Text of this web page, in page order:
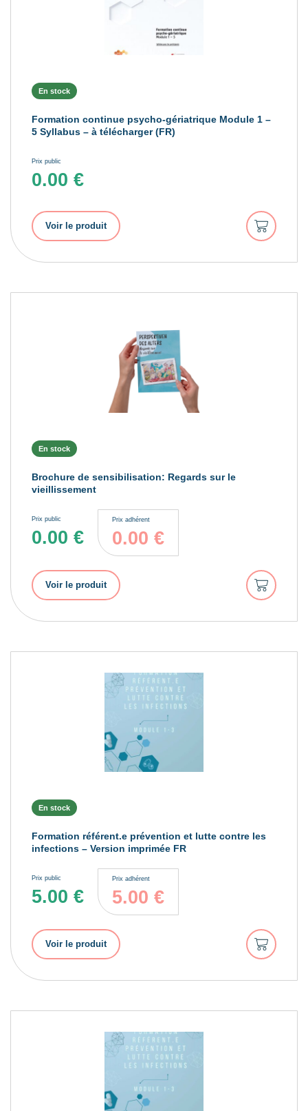
En stock
Formation continue psycho-gériatrique Module 1 –
5 Syllabus – à télécharger (FR)
Prix public
0.00 €
Voir le produit
Ajouter
au
panier
En stock
Brochure de sensibilisation: Regards sur le
vieillissement
Prix public
0.00 €
Prix adhérent
0.00 €
Voir le produit
Ajouter
au
panier
En stock
Formation référent.e prévention et lutte contre les
infections – Version imprimée FR
Prix public
5.00 €
Prix adhérent
5.00 €
Voir le produit
Ajouter
au
panier